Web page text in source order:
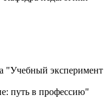
"Учебный эксперимент
путь в профессию"